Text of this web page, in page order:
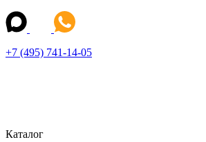
+7 (495) 741-14-05
Каталог